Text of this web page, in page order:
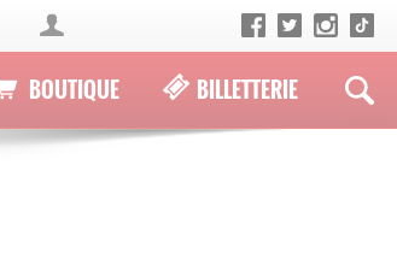
BOUTIQUE BILLETTERIE